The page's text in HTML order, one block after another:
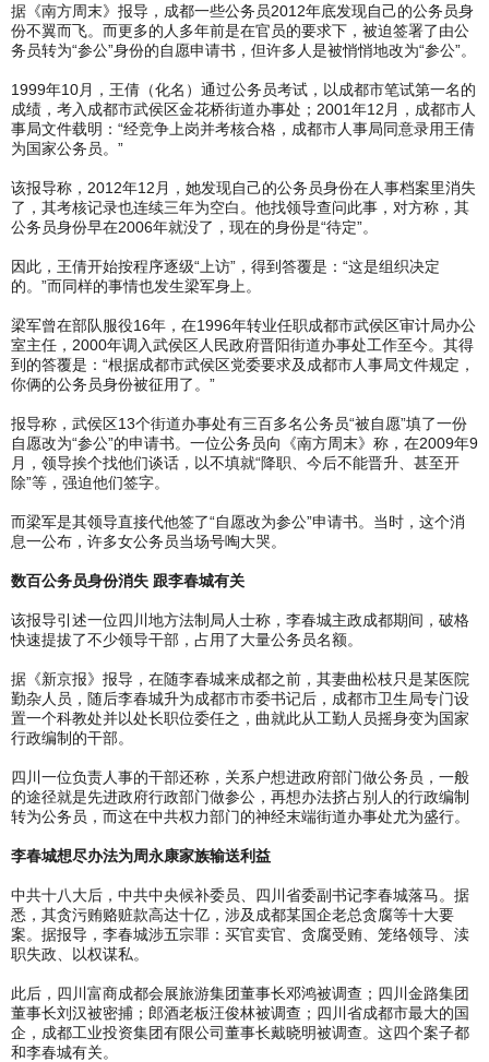
据《南方周末》报导，成都一些公务员2012年底发现自己的公务员身
份不翼而飞。而更多的人多年前是在官员的要求下，被迫签署了由公
务员转为“参公”身份的自愿申请书，但许多人是被悄悄地改为“参公”。
1999年10月，王倩（化名）通过公务员考试，以成都市笔试第一名的
成绩，考入成都市武侯区金花桥街道办事处；2001年12月，成都市人
事局文件载明：“经竞争上岗并考核合格，成都市人事局同意录用王倩
为国家公务员。”
该报导称，2012年12月，她发现自己的公务员身份在人事档案里消失
了，其考核记录也连续三年为空白。他找领导查问此事，对方称，其
公务员身份早在2006年就没了，现在的身份是“待定”。
因此，王倩开始按程序逐级“上访”，得到答覆是：“这是组织决定
的。”而同样的事情也发生梁军身上。
梁军曾在部队服役16年，在1996年转业任职成都市武侯区审计局办公
室主任，2000年调入武侯区人民政府晋阳街道办事处工作至今。其得
到的答覆是：“根据成都市武侯区党委要求及成都市人事局文件规定，
你俩的公务员身份被征用了。”
报导称，武侯区13个街道办事处有三百多名公务员“被自愿”填了一份
自愿改为“参公”的申请书。一位公务员向《南方周末》称，在2009年9
月，领导挨个找他们谈话，以不填就“降职、今后不能晋升、甚至开
除”等，强迫他们签字。
而梁军是其领导直接代他签了“自愿改为参公”申请书。当时，这个消
息一公布，许多女公务员当场号啕大哭。
数百公务员身份消失 跟李春城有关
该报导引述一位四川地方法制局人士称，李春城主政成都期间，破格
快速提拔了不少领导干部，占用了大量公务员名额。
据《新京报》报导，在随李春城来成都之前，其妻曲松枝只是某医院
勤杂人员，随后李春城升为成都市市委书记后，成都市卫生局专门设
置一个科教处并以处长职位委任之，曲就此从工勤人员摇身变为国家
行政编制的干部。
四川一位负责人事的干部还称，关系户想进政府部门做公务员，一般
的途径就是先进政府行政部门做参公，再想办法挤占别人的行政编制
转为公务员，而这在中共权力部门的神经末端街道办事处尤为盛行。
李春城想尽办法为周永康家族输送利益
中共十八大后，中共中央候补委员、四川省委副书记李春城落马。据
悉，其贪污贿赂赃款高达十亿，涉及成都某国企老总贪腐等十大要
案。据报导，李春城涉五宗罪：买官卖官、贪腐受贿、笼络领导、渎
职失政、以权谋私。
此后，四川富商成都会展旅游集团董事长邓鸿被调查；四川金路集团
董事长刘汉被密捕；郎酒老板汪俊林被调查；四川省成都市最大的国
企，成都工业投资集团有限公司董事长戴晓明被调查。这四个案子都
和李春城有关。